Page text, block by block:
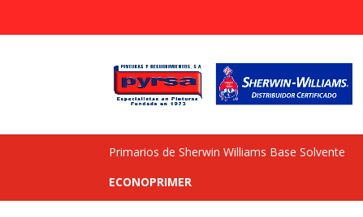
Primarios de Sherwin Williams Base Solvente
ECONO­PRIMER